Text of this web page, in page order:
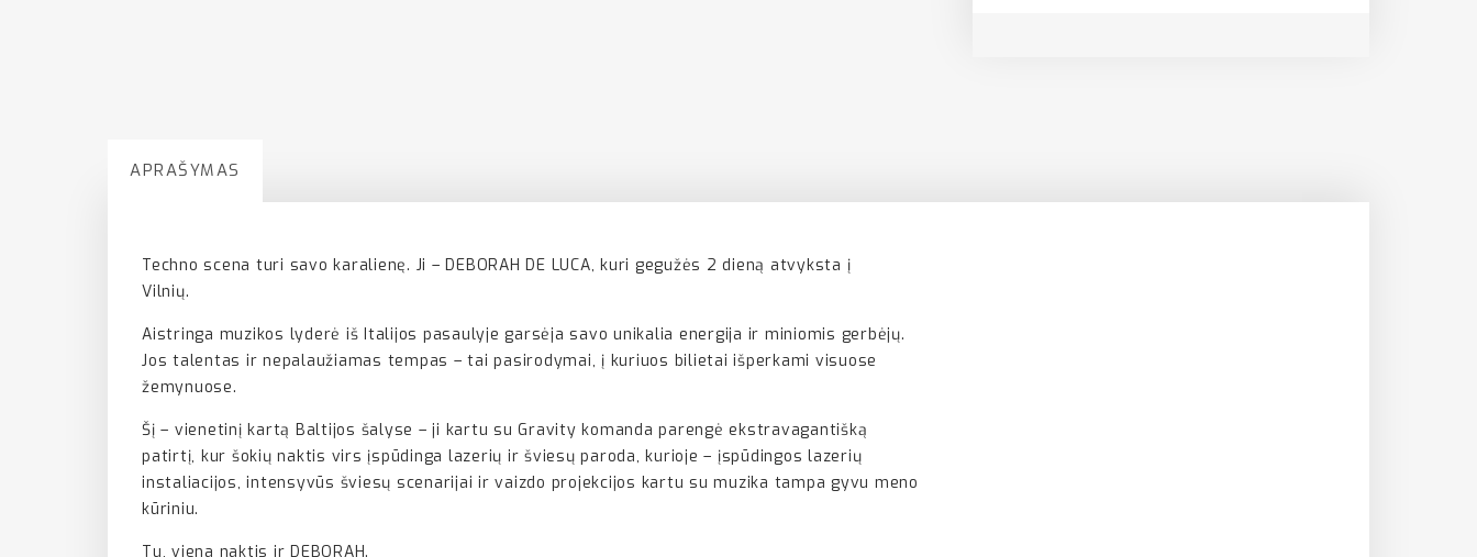
APRAŠYMAS
Techno scena turi savo karalienę. Ji – DEBORAH DE LUCA, kuri gegužės 2 dieną atvyksta į
Vilnių.
Aistringa muzikos lyderė iš Italijos pasaulyje garsėja savo unikalia energija ir miniomis gerbėjų.
Jos talentas ir nepalaužiamas tempas – tai pasirodymai, į kuriuos bilietai išperkami visuose
žemynuose.
Šį – vienetinį kartą Baltijos šalyse – ji kartu su Gravity komanda parengė ekstravagantišką
patirtį, kur šokių naktis virs įspūdinga lazerių ir šviesų paroda, kurioje – įspūdingos lazerių
instaliacijos, intensyvūs šviesų scenarijai ir vaizdo projekcijos kartu su muzika tampa gyvu meno
kūriniu.
Tu, viena naktis ir DEBORAH.